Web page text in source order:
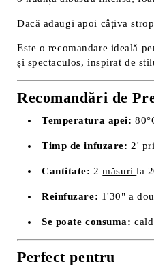
Dacă adaugi apoi câțiva
Este o recomandare ideală
și spectaculos, inspirat de
Recomandări de
Temperatura apei:
Timp de infuzare: 2'
Cantitate: 2măsurila
Reinfuzare: 1'30" a
Se poate consuma:
Perfect pentru